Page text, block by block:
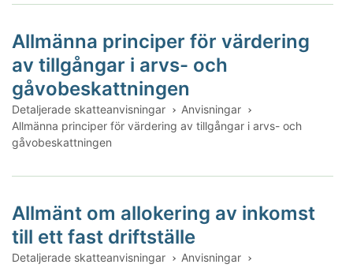
Allmänna principer för värdering
av tillgångar i arvs- och
gåvobeskattningen
Detaljerade skatteanvisningar
Anvisningar
Allmänna principer för värdering av tillgångar i arvs- och
gåvobeskattningen
Allmänt om allokering av inkomst
till ett fast driftställe
Detaljerade skatteanvisningar
Anvisningar